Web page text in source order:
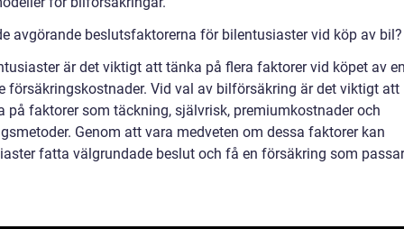
avgörande beslutsfaktorerna för bilentusiaster vid köp av bil?
är det viktigt att tänka på flera faktorer vid köpet av
försäkringskostnader. Vid val av bilförsäkring är det viktigt att
på faktorer som täckning, självrisk, premiumkostnader och
Genom att vara medveten om dessa faktorer kan
fatta välgrundade beslut och få en försäkring som